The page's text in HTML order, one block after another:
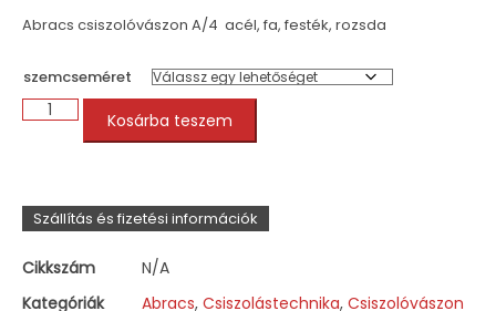
Abracs csiszolóvászon A/4 acél, fa, festék, rozsda
szemcseméret
Kosárba teszem
Szállítás és fizetési információk
Cikkszám
N/A
Kategóriák
Abracs, Csiszolástechnika, Csiszolóvászon